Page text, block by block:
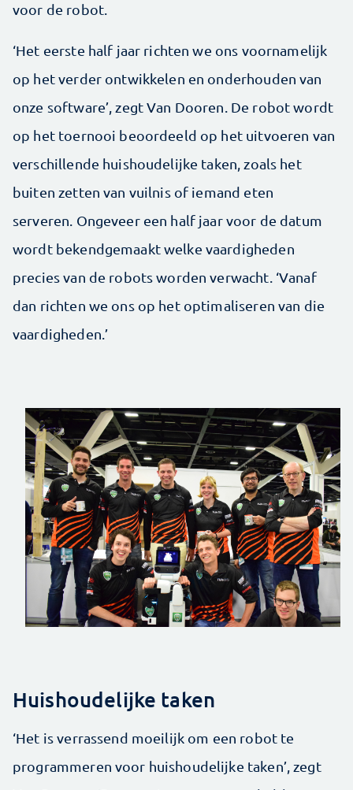
voor de robot.
‘Het eerste half jaar richten we ons voornamelijk
op het verder ontwikkelen en onderhouden van
onze software’, zegt Van Dooren. De robot wordt
op het toernooi beoordeeld op het uitvoeren van
verschillende huishoudelijke taken, zoals het
buiten zetten van vuilnis of iemand eten
serveren. Ongeveer een half jaar voor de datum
wordt bekendgemaakt welke vaardigheden
precies van de robots worden verwacht. ‘Vanaf
dan richten we ons op het optimaliseren van die
vaardigheden.’
Huishoudelijke taken
‘Het is verrassend moeilijk om een robot te
programmeren voor huishoudelijke taken’, zegt